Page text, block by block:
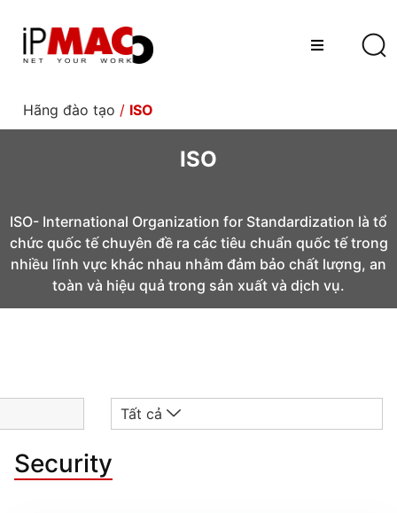
Hãng đào tạo / ISO
ISO
ISO- International Organization for Standardization là tổ
chức quốc tế chuyên đề ra các tiêu chuẩn quốc tế trong
nhiều lĩnh vực khác nhau nhằm đảm bảo chất lượng, an
toàn và hiệu quả trong sản xuất và dịch vụ.
Security
Tất cả